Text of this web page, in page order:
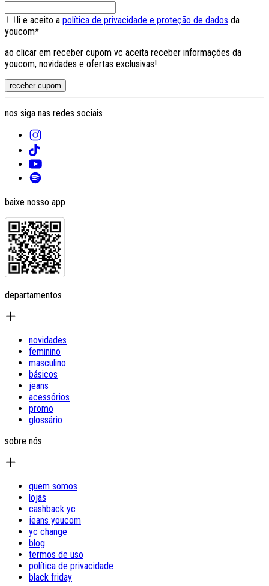
li e aceito a política de privacidade e proteção de dados da
youcom*
ao clicar em receber cupom vc aceita receber informações da
youcom, novidades e ofertas exclusivas!
receber cupom
nos siga nas redes sociais
baixe nosso app
departamentos
novidades
feminino
masculino
básicos
jeans
acessórios
promo
glossário
sobre nós
quem somos
lojas
cashback yc
jeans youcom
yc change
blog
termos de uso
política de privacidade
black friday